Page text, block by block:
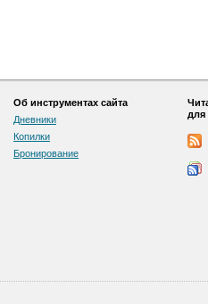
Об инструментах сайта
Дневники
Копилки
Бронирование
для